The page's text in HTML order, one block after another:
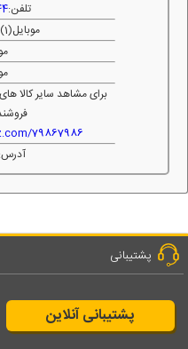
تلفن:
موبایل(1):
برای مشاهد سایر کالا
79867986
آدرس:
پشتیبانی
پشتیبانی آنلاین